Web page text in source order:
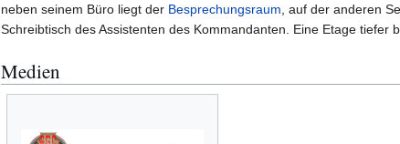
u
r
a
v
u
r
u
c
neben seinem Büro liegt der Besprechungsraum, auf der anderen
Schreibtisch des Assistenten des Kommandanten. Eine Etage tiefer
Medien